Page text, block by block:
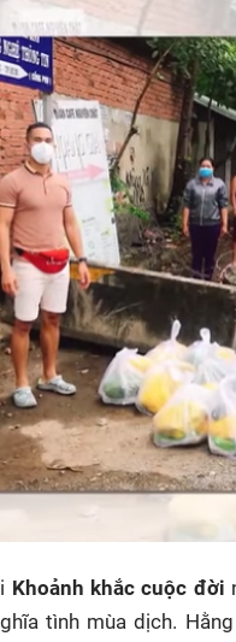
ngủ
xem gì
ấm gia đình
show khác
Các chương trình
Khoảnh khắc cuộc đời
tình mùa dịch.